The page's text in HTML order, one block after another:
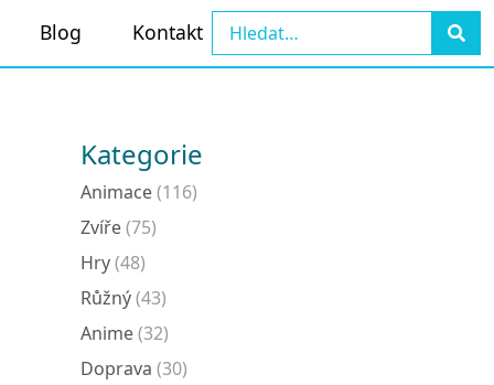
Blog Kontakt
Kategorie
Animace(116)
Zvíře(75)
Hry(48)
Růžný(43)
Anime(32)
Doprava (30)